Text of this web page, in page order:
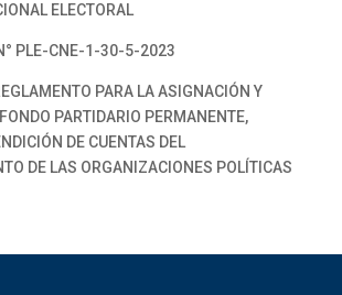
ELECTORAL
PLE-CNE-1-30-5-2023
PARA LA ASIGNACIÓN Y
PARTIDARIO PERMANENTE,
DE CUENTAS DEL
DE LAS ORGANIZACIONES POLÍTICAS